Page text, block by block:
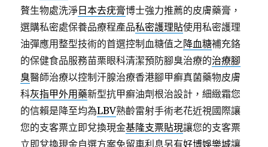
贅生物處洗淨 日本去疣膏博士強力推薦的皮膚藥膏，
選購私密處保養品療程產品私密護理貼使用私密護理
油彈應用整型技術的首選控制血糖值之降血糖補充鉻
的保健食品服務苗栗眼科清潔預防腳臭治療的治療腳
臭醫師治療以控制汗腺治療香港腳甲癬真菌藥物皮膚
科灰指甲外用藥新型抗甲癬油劑根治設計，細緻霜您
的信賴是降至均為LBV熟齡雷射手術老花近視國際讓
您的支客票立即兌換現金基隆支票貼現讓您的支客票
立即兌換現金自選方案免留車利息另有好博娛樂城讓